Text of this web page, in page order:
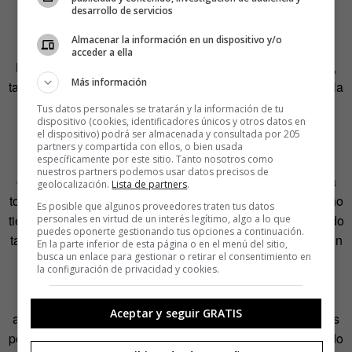
A su vez, tener una estructura pequeña le ha ayudado a
cuando abrimos el estudio, fueron años muy buenos en
Nueva York. En 2001 hubo una pequeña crisis y en 2008,
también, pero como éramos tan pequeños los cambios en la
economía apenas nos afectaron».
Casos como este le han enseñado que tener agallas
funciona por mucho que nuestros instintos nos digan lo
contrario. «Estamos diseñados por naturaleza ancestral a
tomarnos muy en serio el miedo mientras que la felicidad no
tiene los mismos mecanismos. Si ves un plátano demasiado
tarde, no ocurre absolutamente nada. Ya habrá otra ocasión
para verlo. Si, en cambio, ves un tigre demasiado tarde,
estás muerto. La gente en Occidente vive vidas muy
protegidas y estos miedos no tienen sentido en este
ambiente. Hay algunos peligros, pero están muy reducidos
por la sociedad. Luchar contra estos miedos me ha ayudado
desarrollo de servicios
Almacenar la información en un dispositivo y/o
acceder a ella
Más información
Tus datos personales se tratarán y la información de tu
dispositivo (cookies, identificadores únicos y otros datos en
el dispositivo) podrá ser almacenada y consultada por 205
partners y compartida con ellos, o bien usada
específicamente por este sitio. Tanto nosotros como
nuestros partners podemos usar datos precisos de
geolocalización. Lista de partners.
Es posible que algunos proveedores traten tus datos
personales en virtud de un interés legítimo, algo a lo que
puedes oponerte gestionando tus opciones a continuación.
En la parte inferior de esta página o en el menú del sitio,
busca un enlace para gestionar o retirar el consentimiento en
la configuración de privacidad y cookies.
Aceptar y seguir GRATIS